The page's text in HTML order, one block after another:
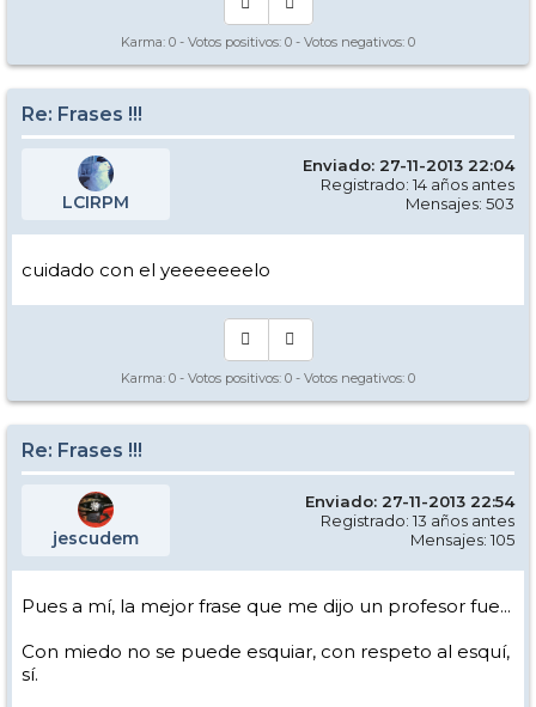
Karma: 0 - Votos positivos: 0 - Votos negativos: 0
Re: Frases !!!
LCIRPM
Enviado: 27-11-2013 22:04
Registrado: 14 años antes
Mensajes: 503
cuidado con el yeeeeeeelo
Karma: 0 - Votos positivos: 0 - Votos negativos: 0
Re: Frases !!!
jescudem
Enviado: 27-11-2013 22:54
Registrado: 13 años antes
Mensajes: 105
Pues a mí, la mejor frase que me dijo un profesor fue...
Con miedo no se puede esquiar, con respeto al esquí,
sí.